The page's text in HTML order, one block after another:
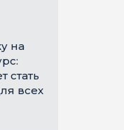
на
стать
всех